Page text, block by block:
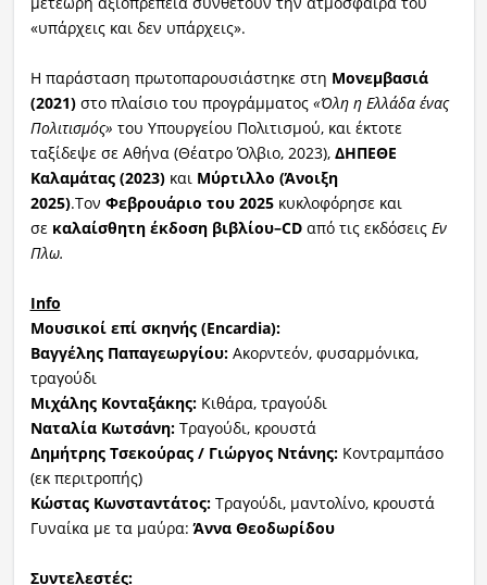
«υπάρχεις και δεν υπάρχεις».
Η παράσταση πρωτοπαρουσιάστηκε στη Μονεμβασιά
(2021)στο πλαίσιο του προγράμματος «Όλη η Ελλάδα ένας
Πολιτισμός» του Υπουργείου Πολιτισμού, και έκτοτε
ταξίδεψε σε Αθήνα (Θέατρο Όλβιο, 2023), ΔΗΠΕΘΕ
Καλαμάτας (2023)και Μύρτιλλο (Άνοιξη
2025).Τον Φεβρουάριο του 2025κυκλοφόρησε και
σε καλαίσθητη έκδοση βιβλίου–CDαπό τις εκδόσεις Εν
Πλω.
Info
Μουσικοί επί σκηνής (Encardia):
Βαγγέλης Παπαγεωργίου:Ακορντεόν, φυσαρμόνικα,
τραγούδι
Μιχάλης Κονταξάκης:Κιθάρα, τραγούδι
Ναταλία Κωτσάνη:Τραγούδι, κρουστά
Δημήτρης Τσεκούρας / Γιώργος Ντάνης:Κοντραμπάσο
(εκ περιτροπής)
Κώστας Κωνσταντάτος:Τραγούδι, μαντολίνο, κρουστά
Γυναίκα με τα μαύρα: Άννα Θεοδωρίδου
Συντελεστές: